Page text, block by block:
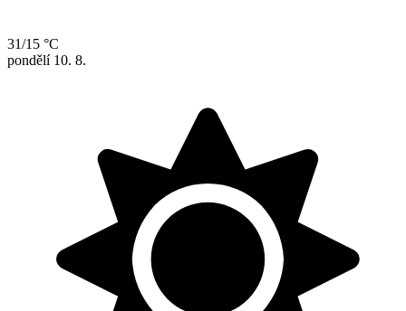
31/15 °C
pondělí 10. 8.